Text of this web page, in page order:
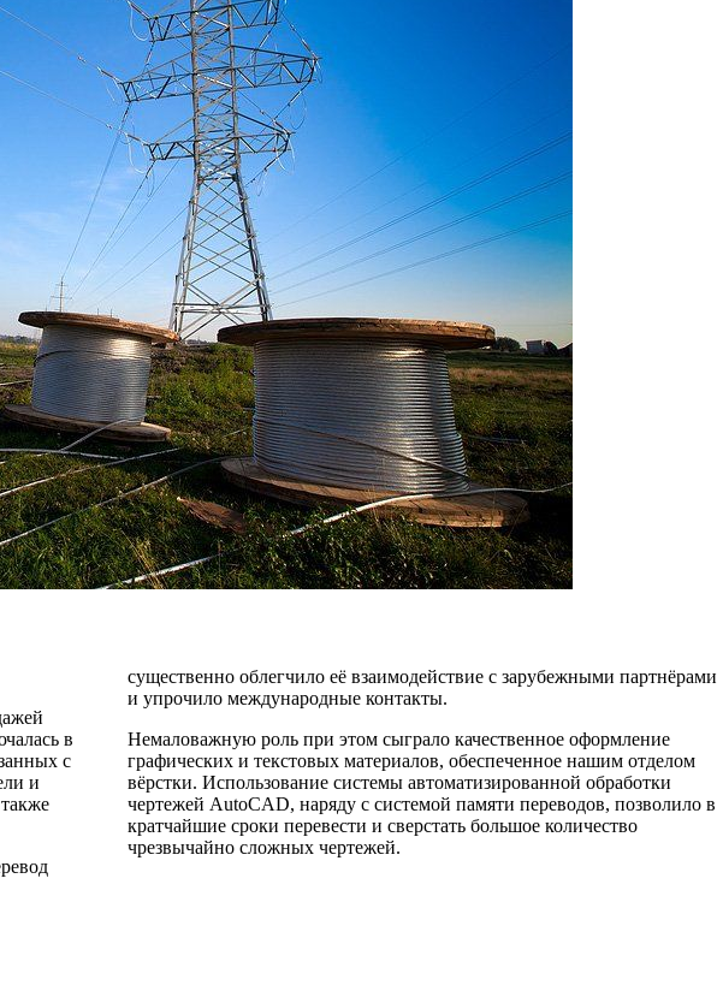
в
с
и
существенно облегчило её взаимодействие с зарубежными партнёрами
и упрочило международные контакты.
Немаловажную роль при этом сыграло качественное оформление
графических и текстовых материалов, обеспеченное нашим отделом
вёрстки. Использование системы автоматизированной обработки
чертежей AutoCAD, наряду с системой памяти переводов, позволило в
кратчайшие сроки перевести и сверстать большое количество
чрезвычайно сложных чертежей.